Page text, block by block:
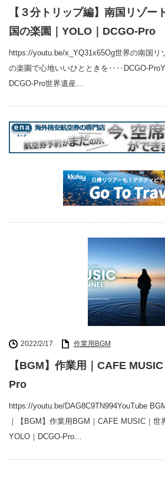
【３分トリップ編】南国リゾー
国の楽園｜YOLO｜DCGO-Pro
https://youtu.be/x_YQ31x65Og世界の南国リ
の楽園で心地いいひとときを‥‥DCGO-
DCGO-Pro世界遺産…
2022/2/17 作業用BGM
【BGM】作業用｜CAFE
Pro
https://youtu.be/DAG8C9TN994YouTube
｜【BGM】作業用BGM｜CAFE MUSIC｜世
YOLO｜DCGO-Pro…